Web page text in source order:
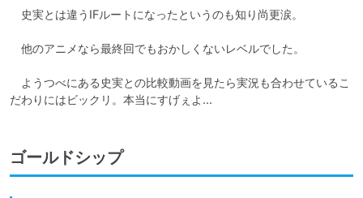
史実とは違うIFルートになったというのも知り尚更涙。
他のアニメなら最終回でもおかしくないレベルでした。
ようつべにある史実との比較動画を見たら実況も合わせているこ
だわりにはビックリ。本当にすげぇよ...
ゴールドシップ